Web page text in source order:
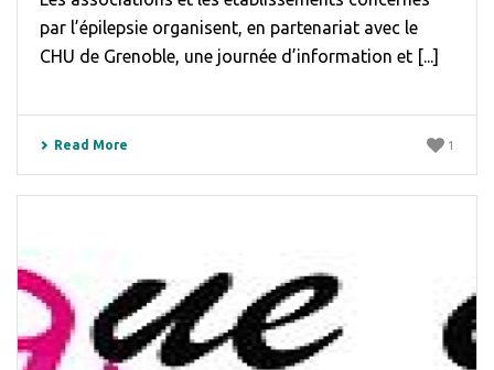
par l’épilepsie organisent, en partenariat avec le
CHU de Grenoble, une journée d’information et [...]
Read More 1